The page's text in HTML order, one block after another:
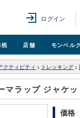
ログイン
店舗 モンベル
クティビティ > トレッキング >
マラップ ジャケ
価格